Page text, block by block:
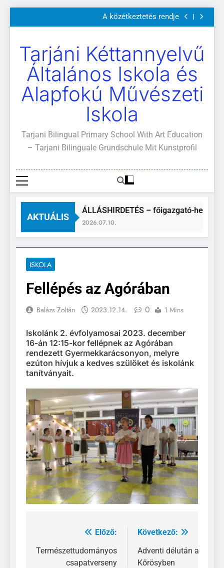
a
Szülői értekezletek 2026. május 04-14.
A közétkeztetés rendje
Kötelező és ajánlott olvasmányok
Szülői értekezletek 2026. május 04-14.
A közétkeztetés rendje
Kötelező és ajánlott olvasmányok
A Mi Világunk!
Tarjáni Kéttannyelvű
Általános Iskola és
Alapfokú Művészeti
Iskola
Tarjani Bilingual Primary School With Art Education
– Tarjani Bilinguale Grundschule Mit Kunstprofil
AKTUÁLIS
ÁLLÁSHIRDETÉS – főigazgató-
2026.07.10.
ISKOLA
Fellépés az Agórában
Balázs Zoltán 2023.12.14. 0 1 Mins
Iskolánk 2. évfolyamosai 2023. december
16-án 12:15-kor fellépnek az Agórában
rendezett Gyermekkarácsonyon, melyre
ezúton hívjuk a kedves szülőket és iskolánk
tanítványait.
Bejegyzés
navigáció
Előző:
Természettudományos
csapatverseny
Következő:
Adventi délután a
Kőrösyben